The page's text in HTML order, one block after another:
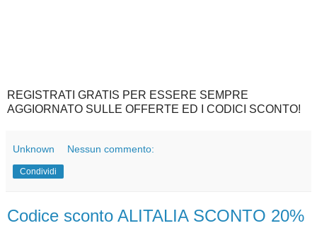
REGISTRATI GRATIS PER ESSERE SEMPRE
AGGIORNATO SULLE OFFERTE ED I CODICI SCONTO!
Unknown Nessun commento:
Condividi
Codice sconto ALITALIA SCONTO 20%